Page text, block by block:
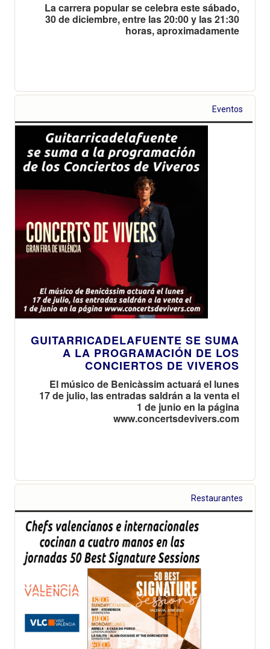
La carrera popular se celebra este sábado,
30 de diciembre, entre las 20:00 y las 21:30
horas, aproximadamente
Eventos
GUITARRICADELAFUENTE SE SUMA
A LA PROGRAMACIÓN DE LOS
CONCIERTOS DE VIVEROS
El músico de Benicàssim actuará el lunes
17 de julio, las entradas saldrán a la venta el
1 de junio en la página
www.concertsdevivers.com
Restaurantes